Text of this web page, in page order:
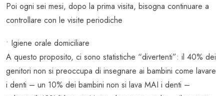
Poi ogni sei mesi, dopo la prima visita, bisogna continuare a
controllare con le visite periodiche
• Igiene orale domiciliare
A questo proposito, ci sono statistiche “divertenti”: il 40% dei
genitori non si preoccupa di insegnare ai bambini come lavare
i denti – un 10% dei bambini non si lava MAI i denti –